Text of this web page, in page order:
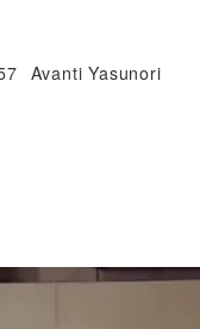
著
Avanti Yasunori